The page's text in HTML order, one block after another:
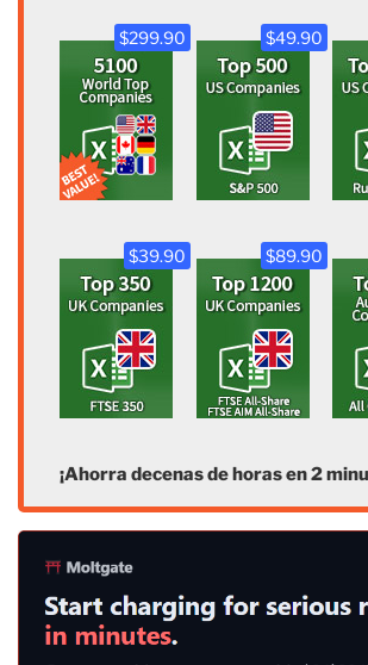
$299.90 $49.90
$39.90 $89.90
¡Ahorra decenas de horas en 2